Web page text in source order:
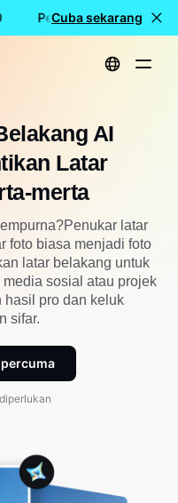
Penciptaan video
Cuba sekarang
AI
Latar
merta
latar
foto biasa menjadi foto
latar belakang untuk
sosial atau projek
hasil pro dan keluk
sifar.